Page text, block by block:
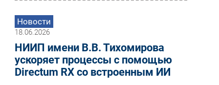
Новости
18.06.2026
НИИП имени В.В. Тихомирова
ускоряет процессы с помощью
Directum RX со встроенным ИИ